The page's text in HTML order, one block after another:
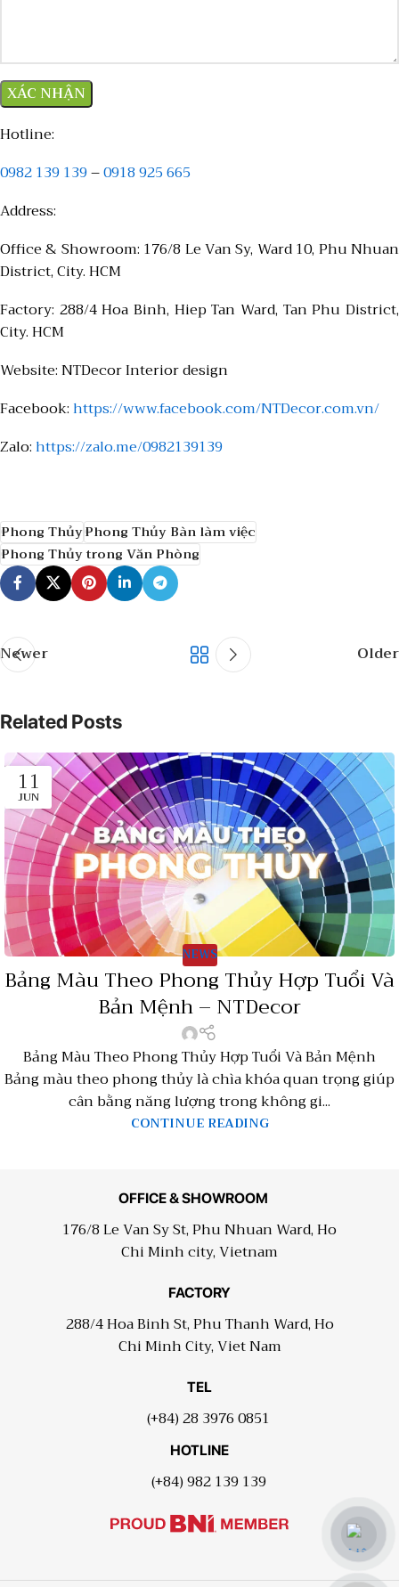
Hotline:
0982 139 139–0918 925 665
Address:
Office & Showroom: 176/8 Le Van Sy, Ward 10, Phu Nhuan
District, City. HCM
Factory: 288/4 Hoa Binh, Hiep Tan Ward, Tan Phu District,
City. HCM
Website: NTDecor Interior design
Facebook:https://www.facebook.com/NTDecor.com.vn/
Zalo:https://zalo.me/0982139139
Phong ThủyPhong Thủy Bàn làm việc
Phong Thủy trong Văn Phòng
Newer Older
Related Posts
11
JUN
NEWS
Bảng Màu Theo Phong Thủy Hợp Tuổi Và
Bản Mệnh – NTDecor
Bảng Màu Theo Phong Thủy Hợp Tuổi Và Bản Mệnh
Bảng màu theo phong thủy là chìa khóa quan trọng giúp
cân bằng năng lượng trong không gi...
CONTINUE READING
OFFICE & SHOWROOM
176/8 Le Van Sy St, Phu Nhuan Ward, Ho
Chi Minh city, Vietnam
FACTORY
288/4 Hoa Binh St, Phu Thanh Ward, Ho
Chi Minh City, Viet Nam
TEL
(+84) 28 3976 0851
HOTLINE
(+84) 982 139 139